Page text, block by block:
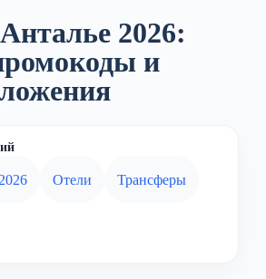
2026:
и
Отели Трансферы